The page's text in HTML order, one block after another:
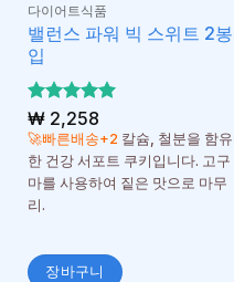
다이어트식품
밸런스 파워 빅 스위트 2봉
입
5 중에서
5로 평가
됨
₩2,258
🚀빠른배송+2 칼슘, 철분을 함유
한 건강 서포트 쿠키입니다. 고구
마를 사용하여 짙은 맛으로 마무
리.
장바구니